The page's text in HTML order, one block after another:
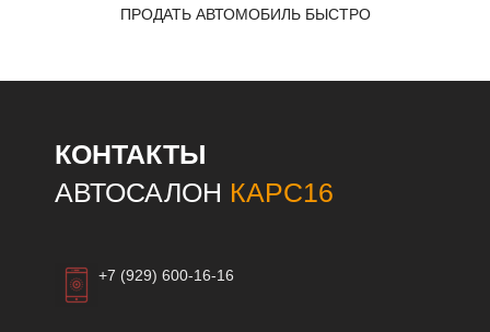
ПРОДАТЬ АВТОМОБИЛЬ БЫСТРО
КОНТАКТЫ
АВТОСАЛОН КАРС16
+7 (929) 600-16-16